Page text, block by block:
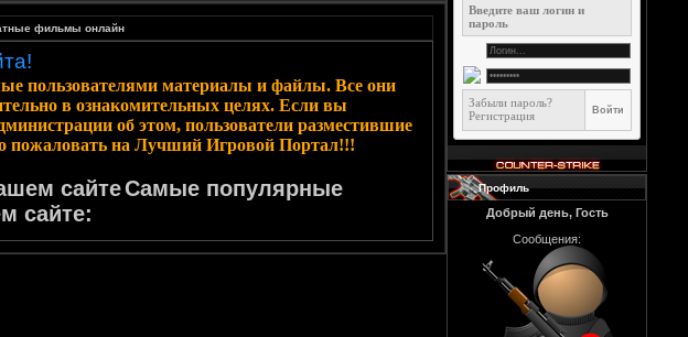
фильмы онлайн
пользователями материалы и файлы. Все они
в ознакомительных целях. Если вы
об этом, пользователи разместившие
пожаловать на Лучший Игровой Портал!!!
сайтеСамые популярные
сайте:
Введите ваш логин и
пароль
Забыли пароль?
Регистрация
Профиль
Добрый день, Гость
Сообщения: